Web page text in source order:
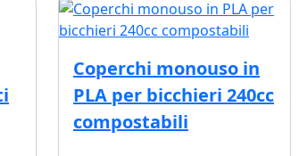
Coperchi monouso in
PLA per bicchieri 240cc
compostabili